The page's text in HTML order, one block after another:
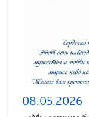
08.05.2026